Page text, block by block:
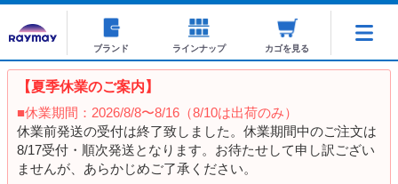
ブランド ラインナップ カゴを見る
【夏季休業のご案内】
■休業期間：2026/8/8〜8/16（8/10は出荷のみ）
休業前発送の受付は終了致しました。休業期間中のご注文は
8/17受付・順次発送となります。お待たせして申し訳ござい
ませんが、あらかじめご了承ください。